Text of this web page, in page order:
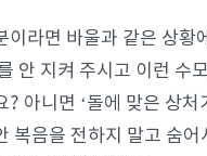
이라면 바울과 같은 상황
안 지켜 주시고 이런 수
? 아니면 ‘돌에 맞은 상
복음을 전하지 말고 숨